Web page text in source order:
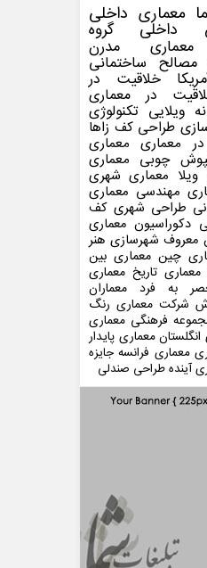
معماری داخلی
داخلی گروه
معماری مدرن
مصالح ساختمانی
خلاقیت در
در معماری
ویلایی تکنولوژی
طراحی کف زاها
معماری معماری
چوبی معماری
معماری شهری
مهندسی معماری
طراحی شهری کف
دکوراسیون معماری
معروف شهرسازی هنر
چین معماری بین
تاریخ معماری
به فرد معماران
شرکت معماری رنگ
فرهنگی معماری
معماری پایدار
معماری فرانسه جایزه
آیندهطراحی صندلی